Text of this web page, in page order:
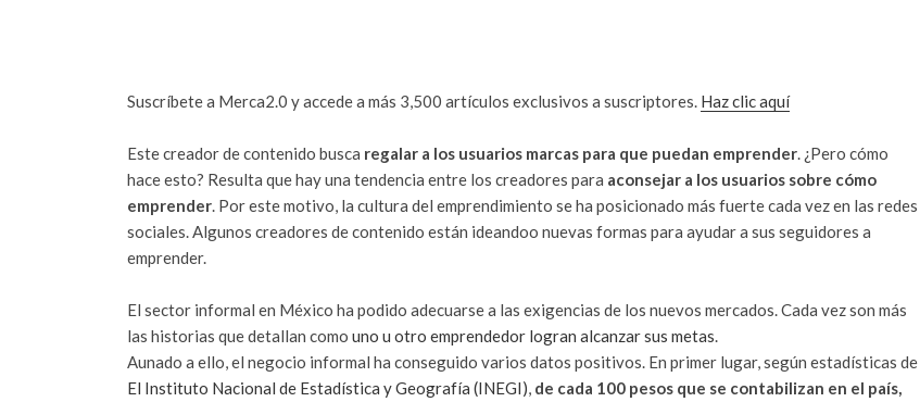
Suscríbete a Merca2.0 y accede a más 3,500 artículos exclusivos a suscriptores. Haz clic aquí
Este creador de contenido busca regalar a los usuarios marcas para que puedan emprender. ¿Pero cómo
hace esto? Resulta que hay una tendencia entre los creadores para aconsejar a los usuarios sobre cómo
emprender. Por este motivo, la cultura del emprendimiento se ha posicionado más fuerte cada vez en las redes
sociales. Algunos creadores de contenido están ideandoo nuevas formas para ayudar a sus seguidores a
emprender.
El sector informal en México ha podido adecuarse a las exigencias de los nuevos mercados. Cada vez son más
las historias que detallan como uno u otro emprendedor logran alcanzar sus metas.
Aunado a ello, el negocio informal ha conseguido varios datos positivos. En primer lugar, según estadísticas de
El Instituto Nacional de Estadística y Geografía (INEGI), de cada 100 pesos que se contabilizan en el país,